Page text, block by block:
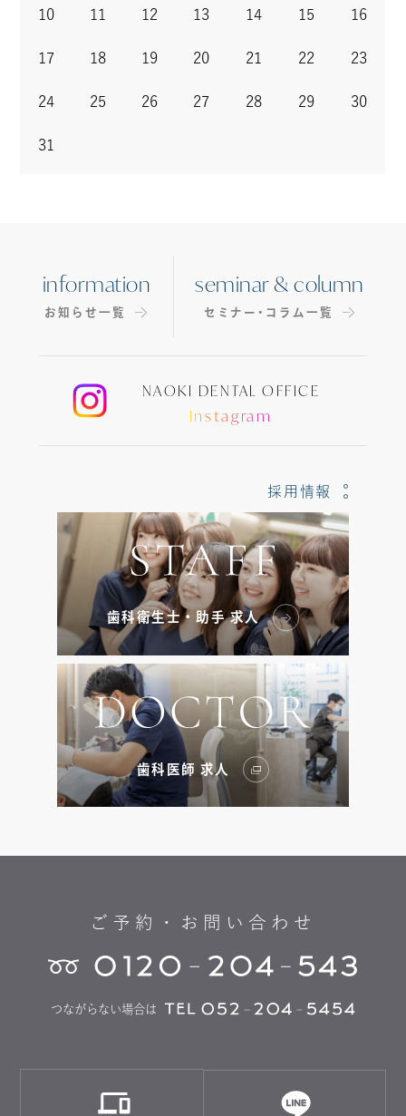
10 11 12 13 14 15 16
17 18 19 20 21 22 23
24 25 26 27 28 29 30
31
information
お知らせ一覧
seminar & column
セミナー・コラム一覧
NAOKI DENTAL OFFICE
Instagram
採用情報
歯科衛生士・助手 求人
歯科医師 求人
ご予約・お問い合わせ
つながらない場合は